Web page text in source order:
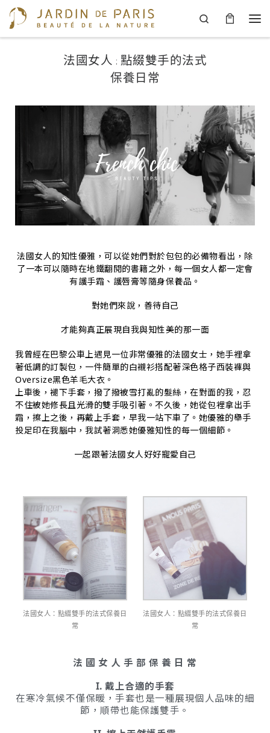
Skip to content Search
法國女人 : 點綴雙手的法式
保養日常
法國女人的知性優雅，可以從她們對於包包的必備物看出，除
了一本可以隨時在地鐵翻閱的書籍之外，每一個女人都一定會
有護手霜、護唇膏等隨身保養品。
對她們來說，善待自己
才能夠真正展現自我與知性美的那一面
我曾經在巴黎公車上遇見一位非常優雅的法國女士，她手裡拿
著低調的訂製包，一件簡單的白襯衫搭配著深色格子西裝褲與
Oversize黑色羊毛大衣。
上車後，褪下手套，撥了撥被雪打亂的髮絲，在對面的我，忍
不住被她修長且光滑的雙手吸引著。 不久後，她從包裡拿出手
霜，擦上之後，再戴上手套，早我一站下車了。 她優雅的舉手
投足印在我腦中，我試著洞悉她優雅知性的每一個細節。
一起跟著法國女人好好寵愛自己
法國女人：點綴雙手的法式保養日
常
法國女人：點綴雙手的法式保養日
常
法 國 女 人 手 部 保 養 日 常
I. 戴上合適的手套
在寒冷氣候不僅保暖，手套也是一種展現個人品味的細
節，順帶也能保護雙手。